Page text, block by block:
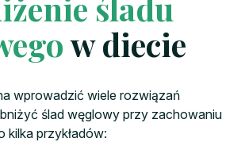
w diecie
wprowadzić wiele rozwiązań
ślad węglowy przy zachowaniu
kilka przykładów: